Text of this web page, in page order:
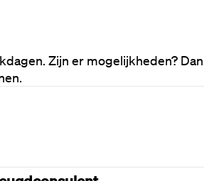
Zijn er mogelijkheden?